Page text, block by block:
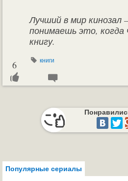
Лучший в мир
понимаешь это,
книгу.
книги
6
Популярные сериалы